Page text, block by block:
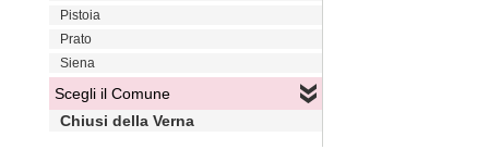
Pistoia
Prato
Siena
Scegli il Comune
Chiusi della Verna